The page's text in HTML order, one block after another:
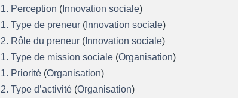
1. Perception ( Innovation sociale)
1. Type de preneur ( Innovation sociale)
2. Rôle du preneur ( Innovation sociale)
1. Type de mission sociale (Organisation)
1. Priorité (Organisation)
2. Type d’activité (Organisation)